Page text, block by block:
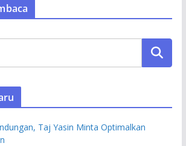
Taj Yasin Minta Optimalkan